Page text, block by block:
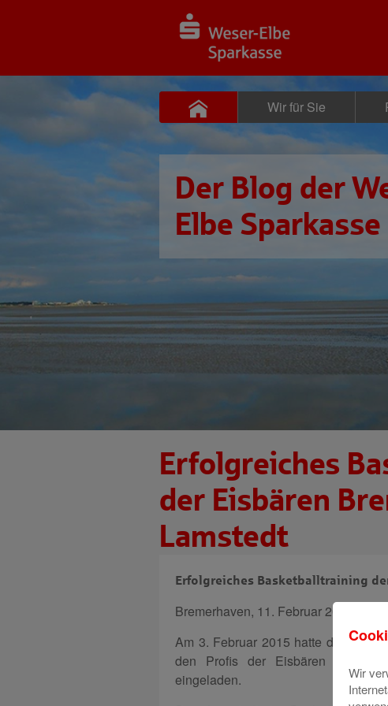
Wir für Sie
Der Blog der
Elbe Sparkasse
Erfolgreiches
der Eisbären
Lamstedt
Erfolgreiches Basketballtraining
Bremerhaven, 11. Februar 2015
Am 3. Februar 2015 hatte die
den Profis der Eisbären
eingeladen.
Wir